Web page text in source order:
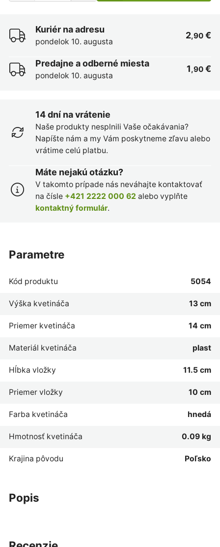
Kuriér na adresu
pondelok 10. augusta
2,90 €
Predajne a odberné miesta
pondelok 10. augusta
1,90 €
14 dní na vrátenie
Naše produkty nesplnili Vaše očakávania?
Napíšte nám a my Vám poskytneme zľavu alebo
vrátime celú platbu.
Máte nejakú otázku?
V takomto prípade nás neváhajte kontaktovať
na čísle +421 2222 000 62 alebo vyplňte
kontaktný formulár.
popis
parametre
Kód produktu 5054
Výška kvetináča 13 cm
Priemer kvetináča 14 cm
Materiál kvetináča plast
Hĺbka vložky 11.5 cm
Priemer vložky 10 cm
Farba kvetináča hnedá
Hmotnosť kvetináča 0.09 kg
Krajina pôvodu Poľsko